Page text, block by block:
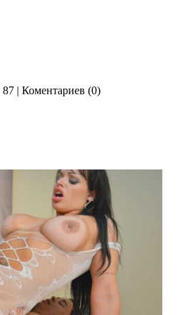
| Коментариев (0)